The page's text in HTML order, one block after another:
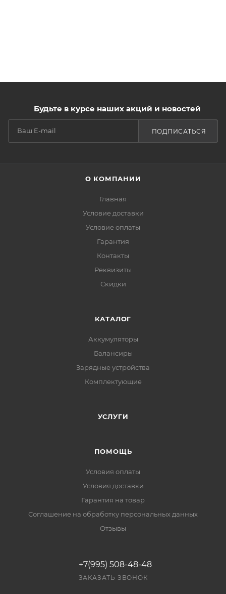
Будьте в курсе наших акций и новостей
ПОДПИСАТЬСЯ
О КОМПАНИИ
Главная
Условие доставки
Условие оплаты
Гарантия
Контакты
Реквизиты
Скидки
КАТАЛОГ
Аккумуляторы
Балансиры
Зарядные устройства
Комплектующие
УСЛУГИ
ПОМОЩЬ
Условия оплаты
Условия доставки
Гарантия на товар
Соглашение на обработку персональных данных
Отзывы
+7(995) 508-48-48
ЗАКАЗАТЬ ЗВОНОК